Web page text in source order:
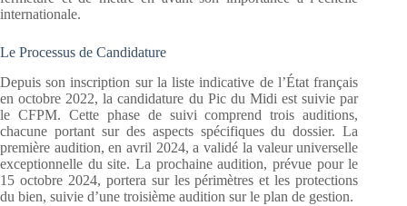
internationale.
Le Processus de Candidature
Depuis son inscription sur la liste indicative de l’État français
en octobre 2022, la candidature du Pic du Midi est suivie par
le CFPM. Cette phase de suivi comprend trois auditions,
chacune portant sur des aspects spécifiques du dossier. La
première audition, en avril 2024, a validé la valeur universelle
exceptionnelle du site. La prochaine audition, prévue pour le
15 octobre 2024, portera sur les périmètres et les protections
du bien, suivie d’une troisième audition sur le plan de gestion.